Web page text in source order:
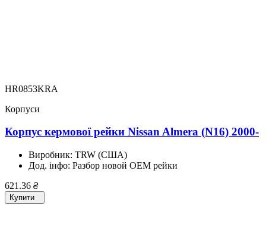
HR0853KRA
Корпуси
Корпус кермової рейки Nissan Almera (N16) 2000-
Виробник: TRW (США)
Дод. інфо: Разбор новой OEM рейки
621.36 ₴
Купити